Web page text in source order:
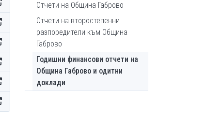
Отчети на Община Габрово
Отчети на второстепенни
разпоредители към Община
Габрово
Годишни финансови отчети на
Община Габрово и одитни
доклади